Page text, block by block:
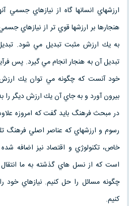
ارزشهاي انسانها گاه از نيازهاي جسمي
هنجارها بر ارزشها قوي تر از نيازهاي
به يك ارزش مثبت تبديل مي شود.
تبديل آن به هنجار انجام مي گيرد. پس
خود آنست كه چگونه مي توان يك ارزش
بيرون آورد و به جاي آن يك ارزش ديگر را
در مبحث فرهنگ بايد گفت كه امروزه
رسوم و ارزشهاي كه عناصر اصلي فرهنگ
خاص، تكنولوژي و اقتصاد نيز اضافه
است كه از نسل هاي گذشته به ما
چگونه مسائل را حل كنيم. نيازهاي خود
كنيم.